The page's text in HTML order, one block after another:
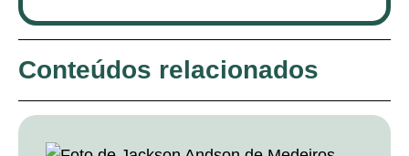
Conteúdos relacionados